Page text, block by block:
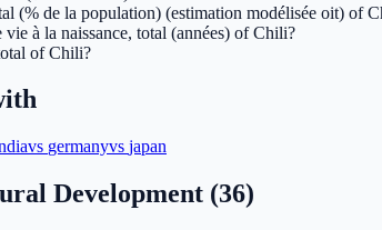
(% de la population) (estimation modélisée oit) of
vie à la naissance, total (années) of Chili?
of Chili?
vs germanyvs japan
Development (36)